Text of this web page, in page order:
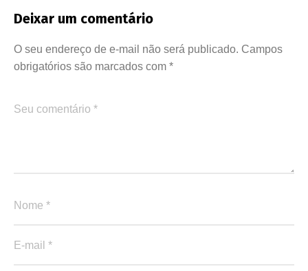
Deixar um comentário
O seu endereço de e-mail não será publicado. Campos
obrigatórios são marcados com *